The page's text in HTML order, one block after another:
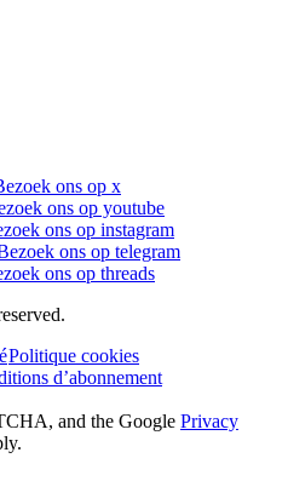
ons op x
ons op youtube
ons op instagram
ons op telegram
ons op threads
Politique cookies
d’abonnement
and the Google Privacy